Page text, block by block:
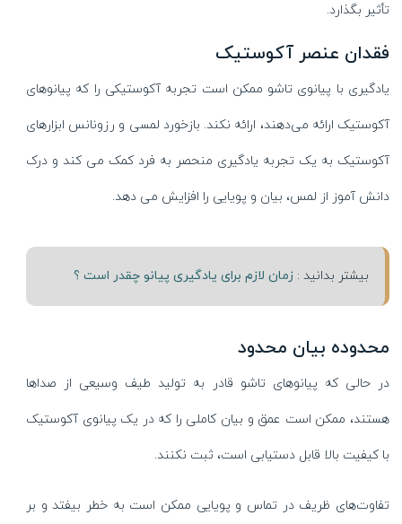
تأثیر بگذارد.
فقدان عنصر آکوستیک
یادگیری با پیانوی تاشو ممکن است تجربه آکوستیکی را که پیانوهای
آکوستیک ارائه می‌دهند، ارائه نکند. بازخورد لمسی و رزونانس ابزارهای
آکوستیک به یک تجربه یادگیری منحصر به فرد کمک می کند و درک
دانش آموز از لمس، بیان و پویایی را افزایش می دهد.
بیشتر بدانید : زمان لازم برای یادگیری پیانو چقدر است ؟
محدوده بیان محدود
در حالی که پیانوهای تاشو قادر به تولید طیف وسیعی از صداها
هستند، ممکن است عمق و بیان کاملی را که در یک پیانوی آکوستیک
با کیفیت بالا قابل دستیابی است، ثبت نکنند.
تفاوت‌های ظریف در تماس و پویایی ممکن است به خطر بیفتد و بر